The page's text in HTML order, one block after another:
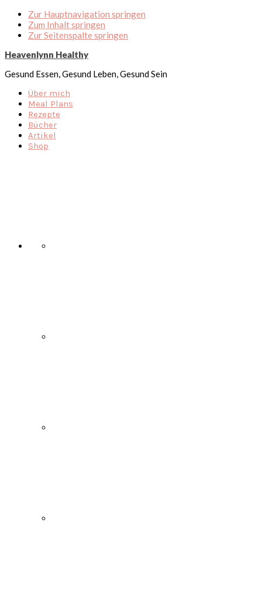
Zur Hauptnavigation springen
Zum Inhalt springen
Zur Seitenspalte springen
Heavenlynn Healthy
Gesund Essen, Gesund Leben, Gesund Sein
Über mich
Meal Plans
Rezepte
Bücher
Artikel
Shop